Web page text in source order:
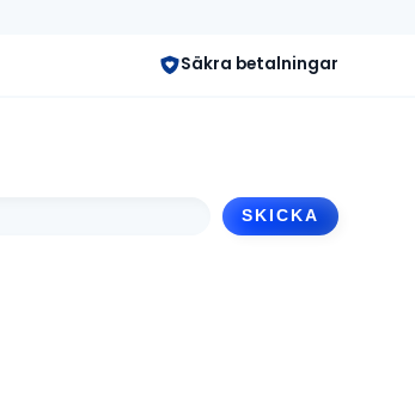
var:
är:
Säkra betalningar